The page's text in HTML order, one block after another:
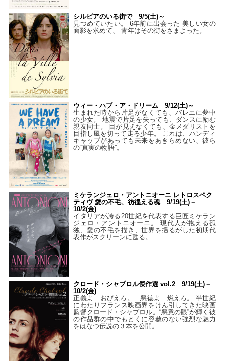
シルビアのいる街で 9/5(土)～
見つめていたい。 6年前に出会った 美しい女の
面影を求めて、 青年はその街をさまよった。
ウィー・ハブ・ア・ドリーム 9/12(土)～
生まれた時から片足がなくても、バレエに夢中
の少女。 地震で片足を失っても、ダンスに励む
親友同士。 目が見えなくても、金メダリストを
目指し風を切って走る少年。 これは、ハンディ
キャップがあっても未来をあきらめない、彼ら
の“真実の物語”。
ミケランジェロ・アントニオーニ レトロスペク
ティヴ 愛の不毛、彷徨える魂 9/19(土)－
10/2(金)
イタリアが誇る20世紀を代表する巨匠ミケラン
ジェロ・アントニオーニ。 現代人が抱える孤
独、愛の不毛を描き、世界を揺るがした初期代
表作がスクリーンに甦る。
クロード・シャブロル傑作選 vol.2 9/19(土)－
10/2(金)
正義よ おびえろ。 悪徳よ 燃えろ。 半世紀
にわたりフランス映画界をけん引してきた映画
監督クロード・シャブロル。“悪意の眼”が輝く彼
の作品群の中でもとくに容赦のない強烈な魅力
をはなつ伝説の３本を公開。